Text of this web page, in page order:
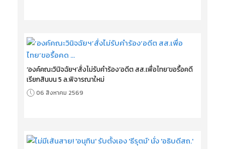
‘องค์คณะวินิจฉัยฯ’สั่งไม่รับคำร้อง‘อดีต สส.เพื่อไทย’ขอรื้อคดี
เรียกสินบน 5 ล.พิจารณาใหม่
06 สิงหาคม 2569